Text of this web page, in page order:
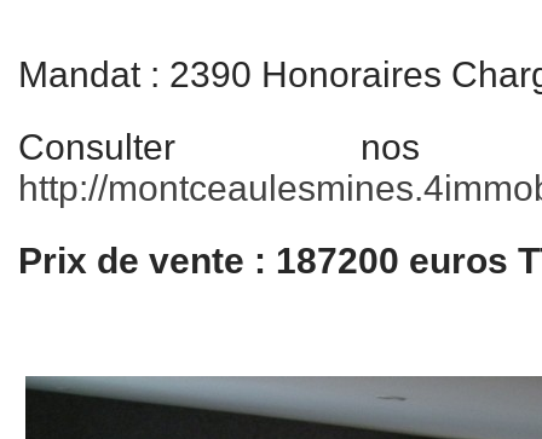
Mandat : 2390 Honoraires
Consulter
http://
Prix de vente : 187200 euros